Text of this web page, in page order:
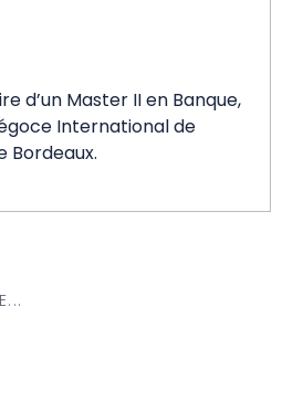
d’un Master II en Banque,
International de
Bordeaux.